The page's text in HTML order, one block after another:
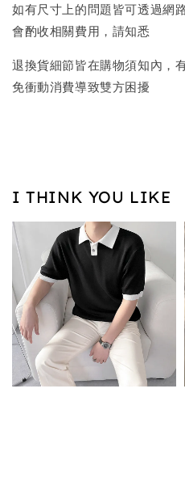
如有尺寸上的問題皆可透過網
會酌收相關費用，請知悉
退換貨細節皆在購物須知內，
免衝動消費導致雙方困擾
I THINK YOU LIKE